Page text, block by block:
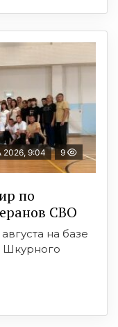
9:04 9
по
СВО
на базе
Шкурного